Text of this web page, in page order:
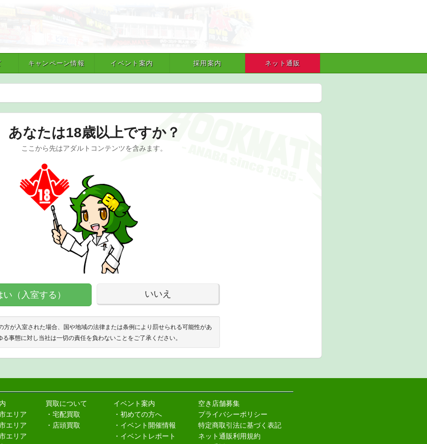
キャンペーン情報 イベント案内 採用案内 ネット通販
あなたは18歳以上ですか？
ここから先はアダルトコンテンツを含みます。
い（入室する） いいえ
方が入室された場合、国や地域の法律または条例により罰せられる可能性があ
る事態に対し当社は一切の責任を負わないことをご了承ください。
エリア
エリア
エリア
買取について
・宅配買取
・店頭買取
イベント案内
・初めての方へ
・イベント開催情報
・イベントレポート
空き店舗募集
プライバシーポリシー
特定商取引法に基づく表記
ネット通販利用規約